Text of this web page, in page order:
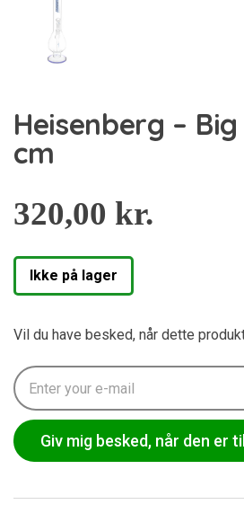
Heisenberg –
cm
320,00 kr.
Ikke på lager
Vil du have besked, når dette
Giv mig besked, når den er